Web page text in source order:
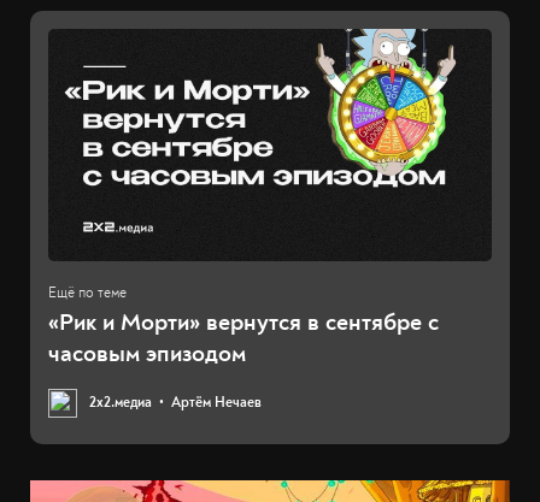
«Рик и Морти» вернутся в сентябре с
часовым эпизодом
2х2.медиа Артём Нечаев